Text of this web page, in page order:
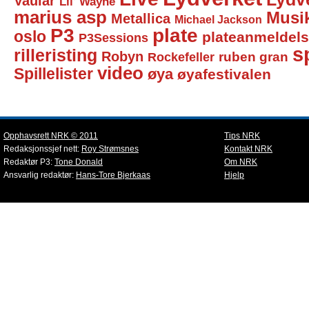
marius asp Metallica Michael Jackson
oslo P3 P3Sessions plate
rilleristing Robyn Rockefeller ruben gran
Spillelister video øya øyafestivalen
Opphavsrett NRK © 2011
Redaksjonssjef nett: Roy Strømsnes
Redaktør P3: Tone Donald
Ansvarlig redaktør: Hans-Tore Bjerkaas
Tips NRK
Kontakt NRK
Om NRK
Hjelp